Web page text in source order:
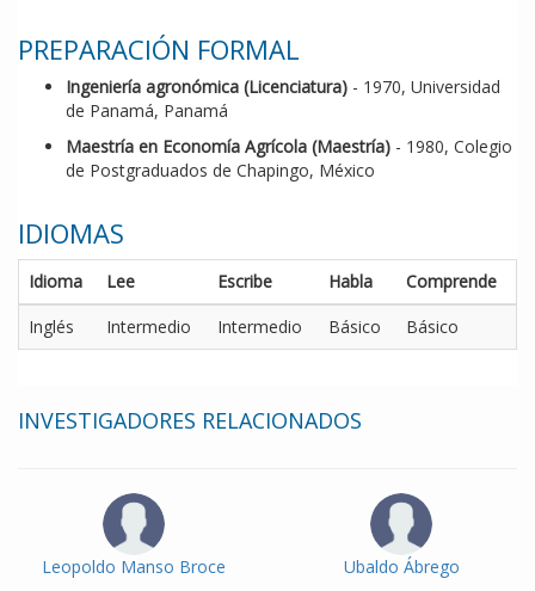
PREPARACIÓN FORMAL
Ingeniería agronómica (Licenciatura) - 1970, Universidad
de Panamá, Panamá
Maestría en Economía Agrícola (Maestría) - 1980, Colegio
de Postgraduados de Chapingo, México
IDIOMAS
Idioma Lee Escribe Habla
Comprende
Inglés
Intermedio Intermedio Básico Básico
INVESTIGADORES RELACIONADOS
Leopoldo Manso Broce Ubaldo Ábrego